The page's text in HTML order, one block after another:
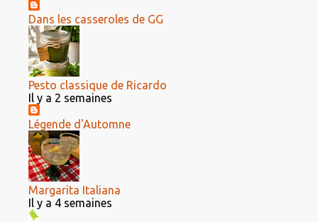
Dans les casseroles de GG
Pesto classique de Ricardo
Il y a 2 semaines
Légende d'Automne
Margarita Italiana
Il y a 4 semaines